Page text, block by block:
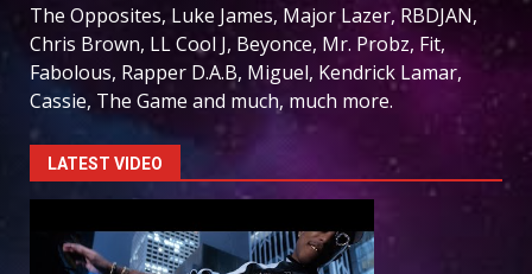
The Opposites, Luke James, Major Lazer, RBDJAN,
Chris Brown, LL Cool J, Beyonce, Mr. Probz, Fit,
Fabolous, Rapper D.A.B, Miguel, Kendrick Lamar,
Cassie, The Game and much, much more.
LATEST VIDEO